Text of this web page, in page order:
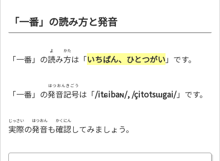
「一番」の読み方と発音
「一番」の読
よ
み方
かた
は「いちばん、ひとつがい 」です。
「一番」の発音記号
はつおんきごう
は「/itɕibaɴ/, /çitotsɯgai/」です。
実際
じっさい
の発音
はつおん
も確認
かくにん
してみましょう。